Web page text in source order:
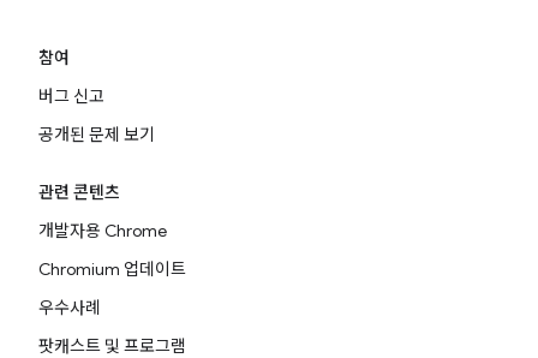
참여
버그 신고
공개된 문제 보기
관련 콘텐츠
개발자용 Chrome
Chromium 업데이트
우수사례
팟캐스트 및 프로그램